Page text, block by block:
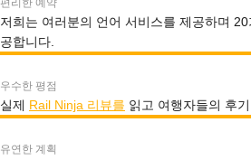
편리한 예약
저희는 여러분의 언어 서비스를 제공하며
공합니다.
우수한 평점
실제 Rail Ninja 리뷰를 읽고 여행자들의 후
유연한 계획